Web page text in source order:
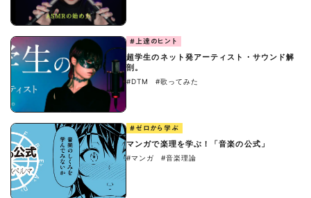
#上達のヒント
超学生のネット発アーティスト・サウンド解
剖。
#DTM #歌ってみた
#ゼロから学ぶ
マンガで楽理を学ぶ！「音楽の公式」
#マンガ #音楽理論